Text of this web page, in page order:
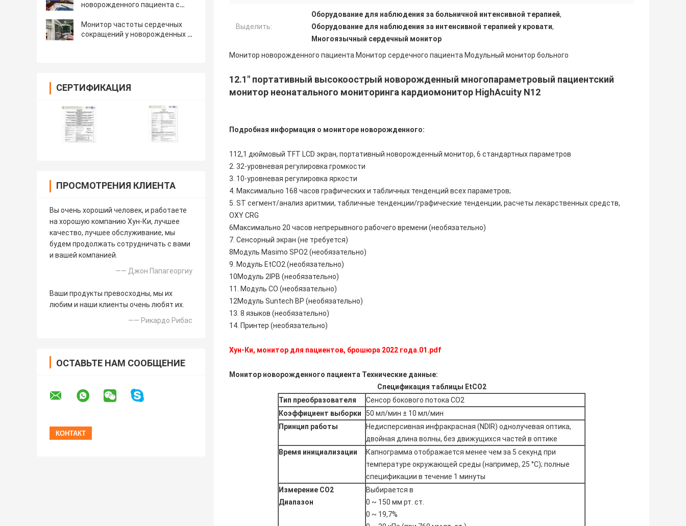
новорожденного пациента с
стандартных параметров
Монитор частоты сердечных
сокращений у новорожденных с
СЕРТИФИКАЦИЯ
ПРОСМОТРЕНИЯ КЛИЕНТА
Вы очень хороший человек, и работаете
на хорошую компанию Хун-Ки, лучшее
качество, лучшее обслуживание, мы
будем продолжать сотрудничать с вами
и вашей компанией.
—— Джон Папагеоргиу
Ваши продукты превосходны, мы их
любим и наши клиенты очень любят их.
—— Рикардо Рибас
ОСТАВЬТЕ НАМ СООБЩЕНИЕ
Выделить:
Оборудование для наблюдения за больничной интенсивной терапией,
Оборудование для наблюдения за интенсивной терапией у кровати,
Многоязычный сердечный монитор
Монитор новорожденного пациента Монитор сердечного пациента Модульный монитор больного
12.1" портативный высокоострый новорожденный многопараметровый пациентский
монитор неонатального мониторинга кардиомонитор HighAcuity N12
Подробная информация о мониторе новорожденного:
112,1 дюймовый TFT LCD экран, портативный новорожденный монитор, 6 стандартных параметров
2. 32-уровневая регулировка громкости
3. 10-уровневая регулировка яркости
4. Максимально 168 часов графических и табличных тенденций всех параметров;
5. ST сегмент/анализ аритмии, табличные тенденции/графические тенденции, расчеты лекарственных средств,
OXY CRG
6Максимально 20 часов непрерывного рабочего времени (необязательно)
7. Сенсорный экран (не требуется)
8Модуль Masimo SPO2 (необязательно)
9. Модуль EtCO2 (необязательно)
10Модуль 2IPB (необязательно)
11. Модуль CO (необязательно)
12Модуль Suntech BP (необязательно)
13. 8 языков (необязательно)
14. Принтер (необязательно)
Хун-Ки, монитор для пациентов, брошюра 2022 года.01.pdf
Монитор новорожденного пациента Технические данные:
Спецификация таблицы EtCO2
Тип преобразователя
Сенсор бокового потока CO2
Коэффициент выборки
50 мл/мин ± 10 мл/мин
Принцип работы
Недисперсивная инфракрасная (NDIR) однолучевая оптика,
двойная длина волны, без движущихся частей в оптике
Время инициализации
Капнограмма отображается менее чем за 5 секунд при
температуре окружающей среды (например, 25 °C); полные
спецификации в течение 1 минуты
Измерение CO2
Диапазон
Выбирается в
0 ~ 150 мм рт. ст.
0 ~ 19,7%